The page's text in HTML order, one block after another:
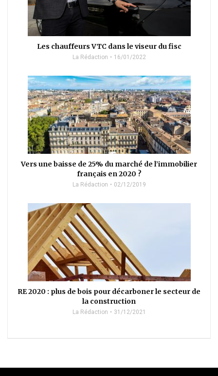
Les chauffeurs VTC dans le viseur du fisc
La Rédaction 16/01/2022
Vers une baisse de 25% du marché de l’immobilier
français en 2020 ?
La Rédaction 02/12/2019
RE 2020 : plus de bois pour décarboner le secteur de
la construction
La Rédaction 31/12/2021